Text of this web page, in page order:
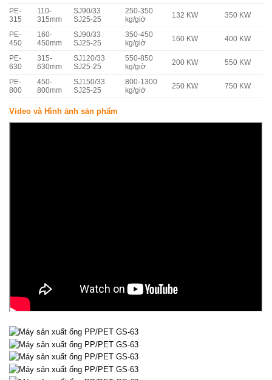
PE-
315
110-
315mm
SJ90/33
SJ25-25
250-350
kg/giờ
132 KW 350 KW
PE-
450
160-
450mm
SJ90/33
SJ25-25
350-450
kg/giờ
160 KW 400 KW
PE-
630
315-
630mm
SJ120/33
SJ25-25
550-850
kg/giờ
200 KW 550 KW
PE-
800
450-
800mm
SJ150/33
SJ25-25
800-1300
kg/giờ
250 KW 750 KW
Video và Hình ảnh sản phẩm